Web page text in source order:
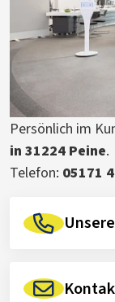
Persönlich im
in 31224 Peine.
Telefon: 05171